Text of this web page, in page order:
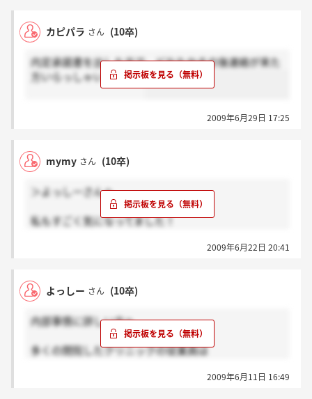
カピパラ さん (10卒)
内定承諾書を出した方で、どなたかその後連絡が来た
方いらっしゃいますか??
2009年6月29日 17:25
mymy さん (10卒)
＞よっしーさんへ
私もすごく気になってました！
2009年6月22日 20:41
よっしー さん (10卒)
内部事情に詳しい方へ
多くの閉院したクリニックの従業員は
2009年6月11日 16:49